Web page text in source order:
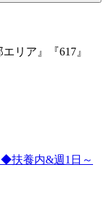
リア』『617』
扶養内&週1日～